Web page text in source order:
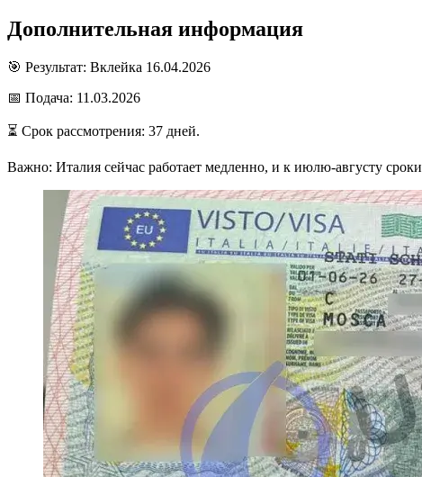
Дополнительная информация
🎯 Результат: Вклейка 16.04.2026
📅 Подача: 11.03.2026
⏳ Срок рассмотрения: 37 дней.
Важно: Италия сейчас работает медленно, и к июлю-августу